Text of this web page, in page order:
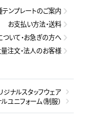
ンプレートのご案内
お支払い方法・送料
いて・お急ぎの方へ
注文・法人のお客様
ジナルスタッフウェア
ユニフォーム（制服）